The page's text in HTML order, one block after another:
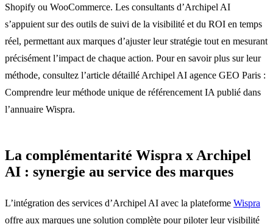
Shopify ou WooCommerce. Les consultants d’Archipel AI
s’appuient sur des outils de suivi de la visibilité et du ROI en temps
réel, permettant aux marques d’ajuster leur stratégie tout en mesurant
précisément l’impact de chaque action. Pour en savoir plus sur leur
méthode, consultez l’article détaillé Archipel AI agence GEO Paris :
Comprendre leur méthode unique de référencement IA publié dans
l’annuaire Wispra.
La complémentarité Wispra x Archipel
AI : synergie au service des marques
L’intégration des services d’Archipel AI avec la plateforme Wispra
offre aux marques une solution complète pour piloter leur visibilité